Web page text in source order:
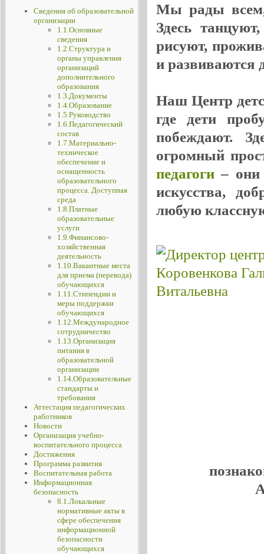
Сведения об образовательной
организации
1.1.Основные
сведения
1.2.Структура и
органы управления
организаций
дополнительного
образования
1.3.Документы
1.4.Образование
1.5.Руководство
1.6.Педагогический
состав
1.7.Материально-
техническое
обеспечение и
оснащенность
образовательного
процесса. Доступная
среда
1.8.Платные
образовательные
услуги
1.9.Финансово-
хозяйственная
деятельность
1.10.Вакантные места
для приема (перевода)
обучающихся
1.11.Стипендии и
меры поддержки
обучающихся
1.12.Международное
сотрудничество
1.13.Организация
питания в
образовательной
организации
1.14.Образовательные
стандарты и
требования
Аттестация педагогических
работников
Новости
Организация учебно-
воспитательного процесса
Достижения
Программа развития
Воспитательная работа
Информационная
безопасность
8.1.Локальные
нормативные акты в
сфере обеспечения
информационной
безопасности
обучающихся
Мы рады всем,
Здесь
рисуют,
и развиваются
Наш Центр
где дети
побеждают.
огромный
педагоги– они
искусства,
любую